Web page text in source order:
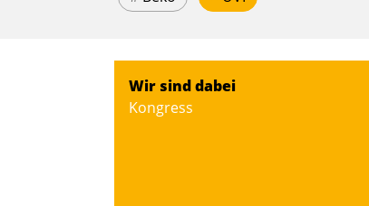
Wir sind dabei
Kongress